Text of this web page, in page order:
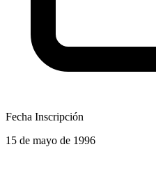
Fecha Inscripción
15 de mayo de 1996